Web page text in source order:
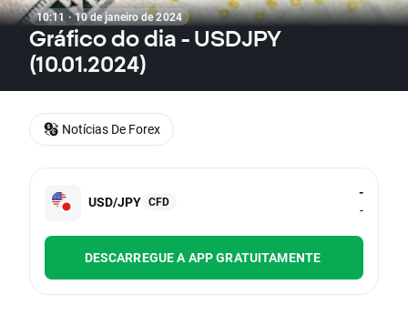
10:11 · 10 de janeiro de 2024
Gráfico do dia - USDJPY
(10.01.2024)
USD/JPY CFD
-
-
DESCARREGUE A APP GRATUITAMENTE
Notícias De Forex